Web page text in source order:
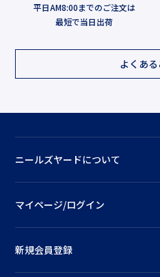
平日AM8:00までのご注文は
最短で当日出荷
よくあ
ニールズヤードについて
マイページ/ログイン
新規会員登録